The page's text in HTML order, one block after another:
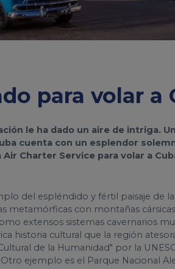
para volar a
le ha dado un aire de intriga.
cuenta con un esplendor
Charter Service para volar a
del espléndido y fértil paisaje de
metamórficas con montañas
extensos sistemas cavernarios
historia cultural que la región
de la Humanidad" por la
ejemplo es el Parque Nacional